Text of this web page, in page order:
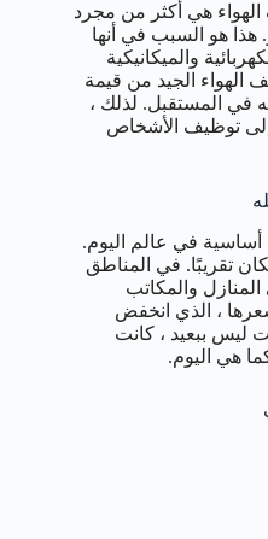
هي أكثر من مجرد
هذا هو السبب في أنها
والميكانيكية
الهواء الجيد من قيمة
في المستقبل. لذلك ،
إلى توظيف الأشخاص
في عالم اليوم.
تقريبًا. في المناطق
المنازل والمكاتب
، الذي انخفض
ليس ببعيد ، كانت
هي اليوم.